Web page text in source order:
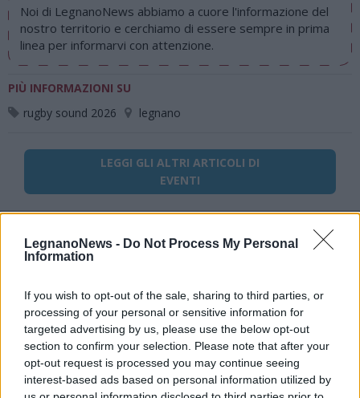
LegnanoNews - Do Not Process My Personal
Information
If you wish to opt-out of the sale, sharing to third parties, or
processing of your personal or sensitive information for
targeted advertising by us, please use the below opt-out
section to confirm your selection. Please note that after your
opt-out request is processed you may continue seeing
interest-based ads based on personal information utilized by
Noi di LegnanoNews abbiamo a cuore l'informazione del
nostro territorio e cerchiamo di essere sempre in prima
linea per informarvi con attenzione.
PIÙ INFORMAZIONI SU
rugby sound 2026
legnano
LEGGI GLI ALTRI ARTICOLI DI
EVENTI
Il meglio di
Iscriviti alla